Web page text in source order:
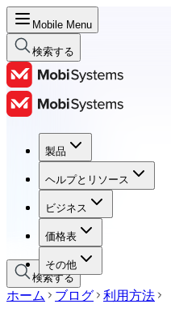
Mobile Menu
検索する
製品
ヘルプとリソース
ビジネス
価格表
その他
製品
ヘルプとリソース
ビジネス
価格表
検索する
ホーム ブログ 利用方法